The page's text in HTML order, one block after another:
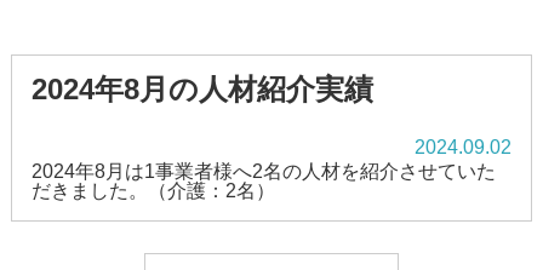
2024年8月の人材紹介実績
2024.09.02
2024年8月は1事業者様へ2名の人材を紹介させていた
だきました。（介護：2名）